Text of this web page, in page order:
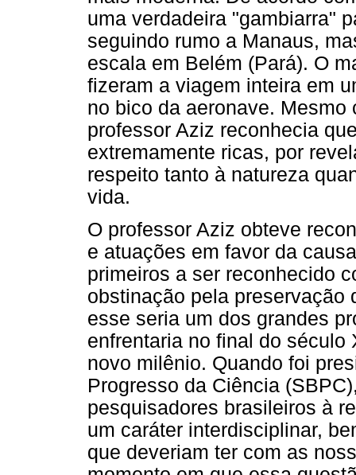
uma verdadeira "gambiarra"
seguindo rumo a Manaus,
escala em Belém (Pará). O
fizeram a viagem inteira em
no bico da aeronave.
professor Aziz reconhecia
extremamente ricas, por
respeito tanto à natureza
vida.
O professor Aziz obteve
e atuações em favor da
primeiros a ser reconhecido
obstinação pela preservação
esse seria um dos grandes
enfrentaria no final do
novo milênio. Quando foi
Progresso da Ciência
pesquisadores brasileiros à
um caráter interdisciplinar,
que deveriam ter com as